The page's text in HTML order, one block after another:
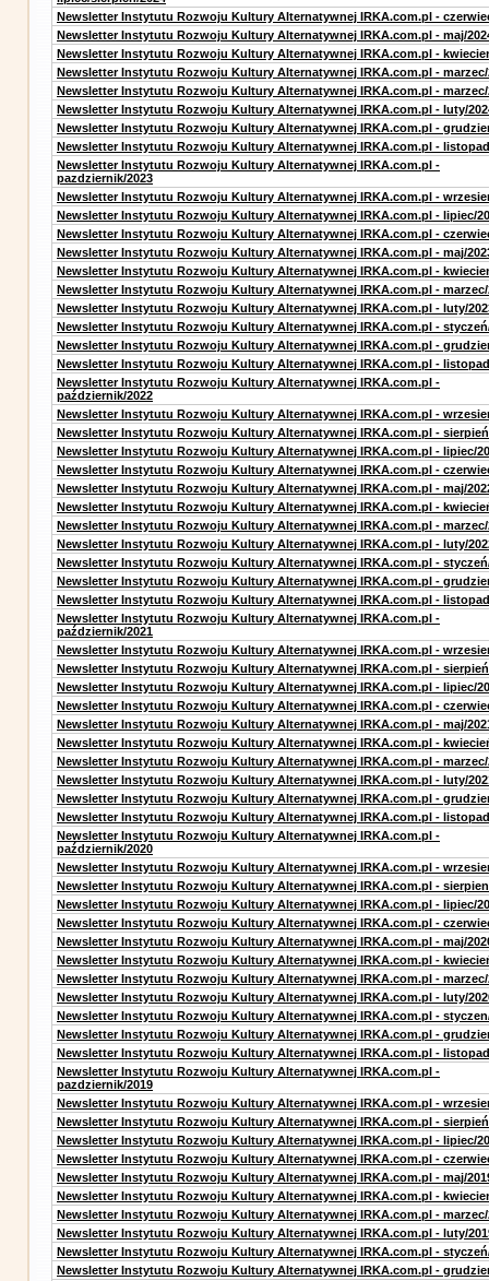
Newsletter Instytutu Rozwoju Kultury Alternatywnej IRKA.com.pl -
Newsletter Instytutu Rozwoju Kultury Alternatywnej IRKA.com.pl - maj/
Newsletter Instytutu Rozwoju Kultury Alternatywnej IRKA.com.pl -
Newsletter Instytutu Rozwoju Kultury Alternatywnej IRKA.com.pl - marzec/
Newsletter Instytutu Rozwoju Kultury Alternatywnej IRKA.com.pl - marzec/
Newsletter Instytutu Rozwoju Kultury Alternatywnej IRKA.com.pl - luty/
Newsletter Instytutu Rozwoju Kultury Alternatywnej IRKA.com.pl -
Newsletter Instytutu Rozwoju Kultury Alternatywnej IRKA.com.pl -
Newsletter Instytutu Rozwoju Kultury Alternatywnej IRKA.com.pl -
pazdziernik/2023
Newsletter Instytutu Rozwoju Kultury Alternatywnej IRKA.com.pl -
Newsletter Instytutu Rozwoju Kultury Alternatywnej IRKA.com.pl - lipiec/
Newsletter Instytutu Rozwoju Kultury Alternatywnej IRKA.com.pl -
Newsletter Instytutu Rozwoju Kultury Alternatywnej IRKA.com.pl - maj/
Newsletter Instytutu Rozwoju Kultury Alternatywnej IRKA.com.pl -
Newsletter Instytutu Rozwoju Kultury Alternatywnej IRKA.com.pl - marzec/
Newsletter Instytutu Rozwoju Kultury Alternatywnej IRKA.com.pl - luty/
Newsletter Instytutu Rozwoju Kultury Alternatywnej IRKA.com.pl -
Newsletter Instytutu Rozwoju Kultury Alternatywnej IRKA.com.pl -
Newsletter Instytutu Rozwoju Kultury Alternatywnej IRKA.com.pl -
Newsletter Instytutu Rozwoju Kultury Alternatywnej IRKA.com.pl -
październik/2022
Newsletter Instytutu Rozwoju Kultury Alternatywnej IRKA.com.pl -
Newsletter Instytutu Rozwoju Kultury Alternatywnej IRKA.com.pl -
Newsletter Instytutu Rozwoju Kultury Alternatywnej IRKA.com.pl - lipiec/
Newsletter Instytutu Rozwoju Kultury Alternatywnej IRKA.com.pl -
Newsletter Instytutu Rozwoju Kultury Alternatywnej IRKA.com.pl - maj/
Newsletter Instytutu Rozwoju Kultury Alternatywnej IRKA.com.pl -
Newsletter Instytutu Rozwoju Kultury Alternatywnej IRKA.com.pl - marzec/
Newsletter Instytutu Rozwoju Kultury Alternatywnej IRKA.com.pl - luty/
Newsletter Instytutu Rozwoju Kultury Alternatywnej IRKA.com.pl -
Newsletter Instytutu Rozwoju Kultury Alternatywnej IRKA.com.pl -
Newsletter Instytutu Rozwoju Kultury Alternatywnej IRKA.com.pl -
Newsletter Instytutu Rozwoju Kultury Alternatywnej IRKA.com.pl -
październik/2021
Newsletter Instytutu Rozwoju Kultury Alternatywnej IRKA.com.pl -
Newsletter Instytutu Rozwoju Kultury Alternatywnej IRKA.com.pl -
Newsletter Instytutu Rozwoju Kultury Alternatywnej IRKA.com.pl - lipiec/
Newsletter Instytutu Rozwoju Kultury Alternatywnej IRKA.com.pl -
Newsletter Instytutu Rozwoju Kultury Alternatywnej IRKA.com.pl - maj/
Newsletter Instytutu Rozwoju Kultury Alternatywnej IRKA.com.pl -
Newsletter Instytutu Rozwoju Kultury Alternatywnej IRKA.com.pl - marzec/
Newsletter Instytutu Rozwoju Kultury Alternatywnej IRKA.com.pl - luty/
Newsletter Instytutu Rozwoju Kultury Alternatywnej IRKA.com.pl -
Newsletter Instytutu Rozwoju Kultury Alternatywnej IRKA.com.pl -
Newsletter Instytutu Rozwoju Kultury Alternatywnej IRKA.com.pl -
październik/2020
Newsletter Instytutu Rozwoju Kultury Alternatywnej IRKA.com.pl -
Newsletter Instytutu Rozwoju Kultury Alternatywnej IRKA.com.pl -
Newsletter Instytutu Rozwoju Kultury Alternatywnej IRKA.com.pl - lipiec/
Newsletter Instytutu Rozwoju Kultury Alternatywnej IRKA.com.pl -
Newsletter Instytutu Rozwoju Kultury Alternatywnej IRKA.com.pl - maj/
Newsletter Instytutu Rozwoju Kultury Alternatywnej IRKA.com.pl -
Newsletter Instytutu Rozwoju Kultury Alternatywnej IRKA.com.pl - marzec/
Newsletter Instytutu Rozwoju Kultury Alternatywnej IRKA.com.pl - luty/
Newsletter Instytutu Rozwoju Kultury Alternatywnej IRKA.com.pl -
Newsletter Instytutu Rozwoju Kultury Alternatywnej IRKA.com.pl -
Newsletter Instytutu Rozwoju Kultury Alternatywnej IRKA.com.pl -
Newsletter Instytutu Rozwoju Kultury Alternatywnej IRKA.com.pl -
pazdziernik/2019
Newsletter Instytutu Rozwoju Kultury Alternatywnej IRKA.com.pl -
Newsletter Instytutu Rozwoju Kultury Alternatywnej IRKA.com.pl -
Newsletter Instytutu Rozwoju Kultury Alternatywnej IRKA.com.pl - lipiec/
Newsletter Instytutu Rozwoju Kultury Alternatywnej IRKA.com.pl -
Newsletter Instytutu Rozwoju Kultury Alternatywnej IRKA.com.pl - maj/
Newsletter Instytutu Rozwoju Kultury Alternatywnej IRKA.com.pl -
Newsletter Instytutu Rozwoju Kultury Alternatywnej IRKA.com.pl - marzec/
Newsletter Instytutu Rozwoju Kultury Alternatywnej IRKA.com.pl - luty/
Newsletter Instytutu Rozwoju Kultury Alternatywnej IRKA.com.pl -
Newsletter Instytutu Rozwoju Kultury Alternatywnej IRKA.com.pl -